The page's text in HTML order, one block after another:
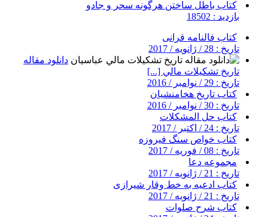
کتاب باطل ساختن هرگونه سحر و جادو
بازدید : 18502
کتاب فالنامه قرانی
تاریخ : 28 / ژانویه / 2017
دانلود مقاله
تاريخ تشكيلات مالي [...]
تاریخ : 29 / نوامبر / 2016
کتاب تاریخ هخامنشیان
تاریخ : 30 / نوامبر / 2016
کتاب حل المشکلات
تاریخ : 24 / اکتبر / 2017
کتاب خواص سنگ فیروزه
تاریخ : 08 / فوریه / 2017
مجموعه دعا
تاریخ : 21 / ژانویه / 2017
کتاب ادعیه به خط وقار شیرازی
تاریخ : 21 / ژانویه / 2017
کتاب شرح صلوات